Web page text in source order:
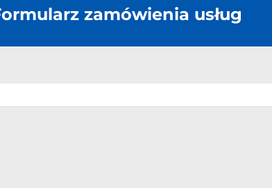
zamówienia usług